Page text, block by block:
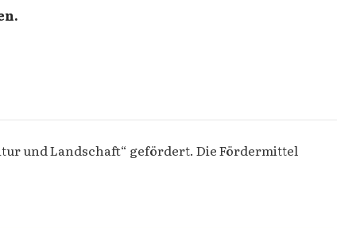
und Landschaft“ gefördert. Die Fördermittel